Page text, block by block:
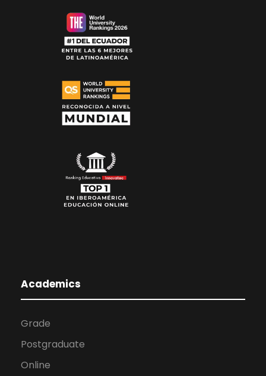
Academics
Grade
Postgraduate
Online